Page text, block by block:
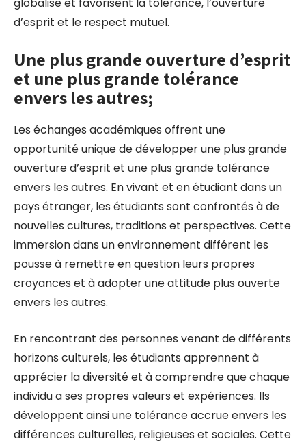
d’esprit et le respect mutuel.
Une plus grande ouverture d’esprit
et une plus grande tolérance
envers les autres;
Les échanges académiques offrent une
opportunité unique de développer une plus grande
ouverture d’esprit et une plus grande tolérance
envers les autres. En vivant et en étudiant dans un
pays étranger, les étudiants sont confrontés à de
nouvelles cultures, traditions et perspectives. Cette
immersion dans un environnement différent les
pousse à remettre en question leurs propres
croyances et à adopter une attitude plus ouverte
envers les autres.
En rencontrant des personnes venant de différents
horizons culturels, les étudiants apprennent à
apprécier la diversité et à comprendre que chaque
individu a ses propres valeurs et expériences. Ils
développent ainsi une tolérance accrue envers les
différences culturelles, religieuses et sociales. Cette